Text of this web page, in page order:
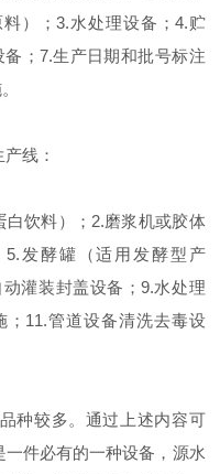
）；3.水处理设备；4.贮
；7.生产日期和批号标注
线：
饮料）；2.磨浆机或胶体
5.发酵罐（适用发酵型产
灌装封盖设备；9.水处理
；11.管道设备清洗去毒设
较多。通过上述内容可
件必有的一种设备，源水